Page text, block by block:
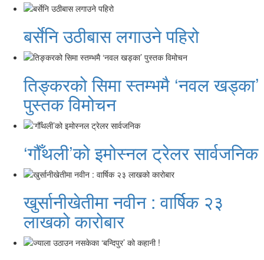
बर्सेनि उठीबास लगाउने पहिरो
तिङ्करको सिमा स्तम्भमै ‘नवल खड्का’
पुस्तक विमोचन
‘गौँथली’को इमोस्नल ट्रेलर सार्वजनिक
खुर्सानीखेतीमा नवीन : वार्षिक २३
लाखको कारोबार